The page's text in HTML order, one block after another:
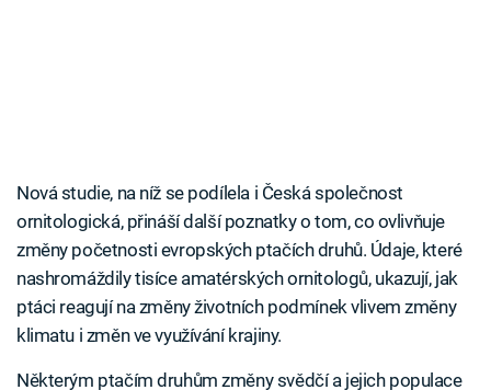
Nová studie, na níž se podílela i Česká společnost
ornitologická, přináší další poznatky o tom, co ovlivňuje
změny početnosti evropských ptačích druhů. Údaje, které
nashromáždily tisíce amatérských ornitologů, ukazují, jak
ptáci reagují na změny životních podmínek vlivem změny
klimatu i změn ve využívání krajiny.
Některým ptačím druhům změny svědčí a jejich populace